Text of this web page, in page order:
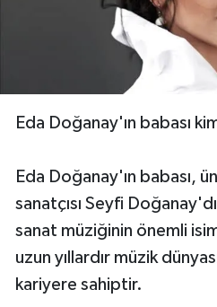
Eda Doğanay'ın babası
Eda Doğanay'ın babası,
sanatçısı Seyfi
sanat müziğinin önemli
uzun yıllardır müzik
kariyere sahiptir.